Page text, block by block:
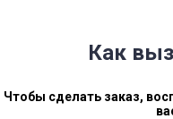
Как
Чтобы сделать заказ,